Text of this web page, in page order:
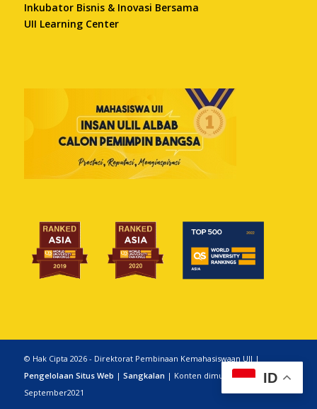
Inkubator Bisnis & Inovasi Bersama
UII Learning Center
© Hak Cipta 2026 - Direktorat Pembinaan Kemahasiswaan UII |
Pengelolaan Situs Web | Sangkalan | Konten dimutakhirkan 19
September2021
ID